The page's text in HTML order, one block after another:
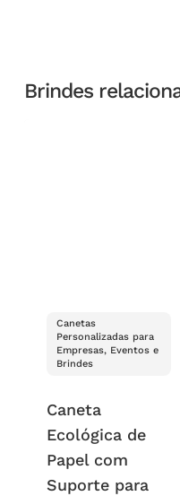
Brindes
Canetas
Personalizadas para
Empresas, Eventos e
Brindes
Caneta
Ecológica de
Papel com
Suporte para